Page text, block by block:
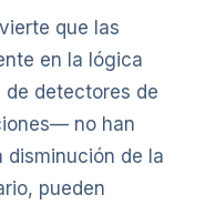
que las
en la lógica
detectores de
no han
disminución de la
pueden